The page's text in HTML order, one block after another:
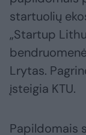
startuolių
„Startup
Lrytas.
įsteigia KTU.
Papildomais